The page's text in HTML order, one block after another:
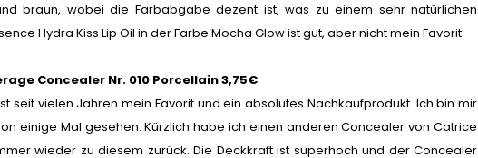
braun, wobei die Farbabgabe dezent ist, was zu einem sehr natürlichen
Hydra Kiss Lip Oil in der Farbe Mocha Glow ist gut, aber nicht mein Favorit.
Concealer Nr. 010 Porcellain 3,75€
seit vielen Jahren mein Favorit und ein absolutes Nachkaufprodukt. Ich bin mir
einige Mal gesehen. Kürzlich habe ich einen anderen Concealer von Catrice
wieder zu diesem zurück. Die Deckkraft ist superhoch und der Concealer